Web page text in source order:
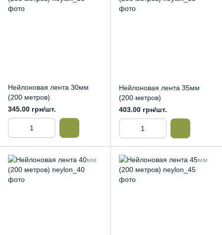
Нейлоновая лента 30мм
(200 метров)
345.00 грн/шт.
Нейлоновая лента 35мм
(200 метров)
403.00 грн/шт.